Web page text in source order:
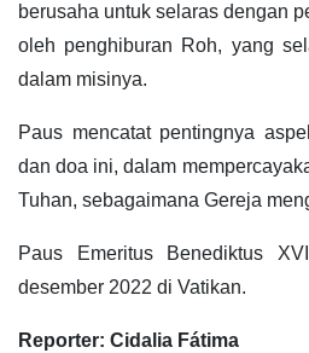
berusaha untuk selaras dengan
oleh penghiburan Roh, yang
dalam misinya.
Paus mencatat pentingnya
dan doa ini, dalam
Tuhan, sebagaimana Gereja
Paus Emeritus Benediktus
desember 2022 di Vatikan.
Reporter: Cidalia Fátima